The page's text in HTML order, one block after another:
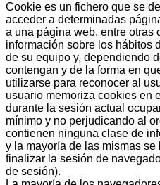
Cookie es un fichero que se
acceder a determinadas
a una página web, entre otras
información sobre los hábitos
de su equipo y, dependiendo
contengan y de la forma en
utilizarse para reconocer al
usuario memoriza cookies en
durante la sesión actual
mínimo y no perjudicando al
contienen ninguna clase de
y la mayoría de las mismas se
finalizar la sesión de
de sesión).